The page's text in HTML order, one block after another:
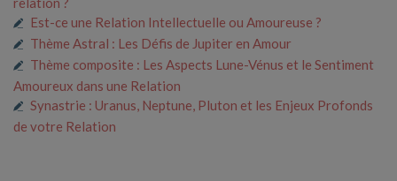
Est-ce une Relation Intellectuelle ou Amoureuse ?
Thème Astral : Les Défis de Jupiter en Amour
Thème composite : Les Aspects Lune-Vénus et le Sentiment
Amoureux dans une Relation
Synastrie : Uranus, Neptune, Pluton et les Enjeux Profonds
de votre Relation